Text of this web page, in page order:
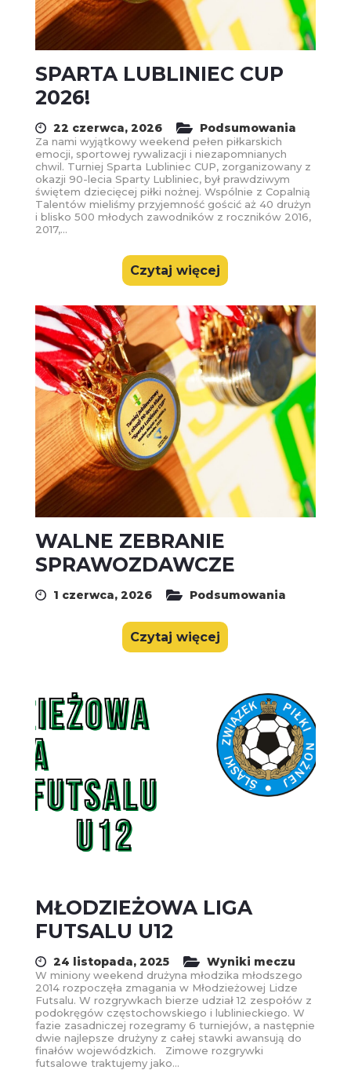
SPARTA LUBLINIEC CUP
2026!
22 czerwca, 2026 Podsumowania
Za nami wyjątkowy weekend pełen piłkarskich
emocji, sportowej rywalizacji i niezapomnianych
chwil. Turniej Sparta Lubliniec CUP, zorganizowany z
okazji 90-lecia Sparty Lubliniec, był prawdziwym
świętem dziecięcej piłki nożnej. Wspólnie z Copalnią
Talentów mieliśmy przyjemność gościć aż 40 drużyn
i blisko 500 młodych zawodników z roczników 2016,
2017,...
Czytaj więcej
WALNE ZEBRANIE
SPRAWOZDAWCZE
1 czerwca, 2026 Podsumowania
Czytaj więcej
MŁODZIEŻOWA LIGA
FUTSALU U12
24 listopada, 2025 Wyniki meczu
W miniony weekend drużyna młodzika młodszego
2014 rozpoczęła zmagania w Młodzieżowej Lidze
Futsalu. W rozgrywkach bierze udział 12 zespołów z
podokręgów częstochowskiego i lublinieckiego. W
fazie zasadniczej rozegramy 6 turniejów, a następnie
dwie najlepsze drużyny z całej stawki awansują do
finałów wojewódzkich. Zimowe rozgrywki
futsalowe traktujemy jako...